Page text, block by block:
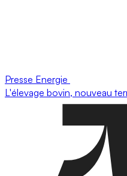
Presse Energie
L'élevage bovin, nouveau